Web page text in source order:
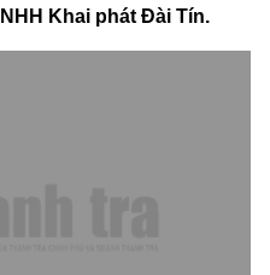
Khai phát Đài Tín.